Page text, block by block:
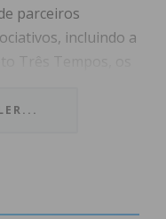
parceiros
incluindo a
Voluntários